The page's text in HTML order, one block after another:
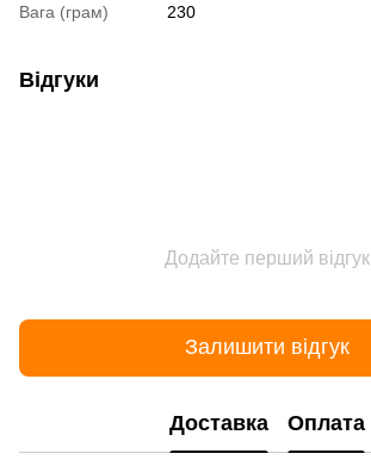
Вага (грам)
230
Відгуки
Додайте перший відгук
Залишити відгук
Доставка Оплата